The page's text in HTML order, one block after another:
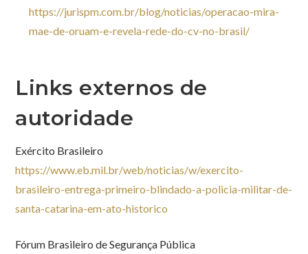
https://jurispm.com.br/blog/noticias/operacao-mira-
mae-de-oruam-e-revela-rede-do-cv-no-brasil/
Links externos de
autoridade
Exército Brasileiro
https://www.eb.mil.br/web/noticias/w/exercito-
brasileiro-entrega-primeiro-blindado-a-policia-militar-de-
santa-catarina-em-ato-historico
Fórum Brasileiro de Segurança Pública